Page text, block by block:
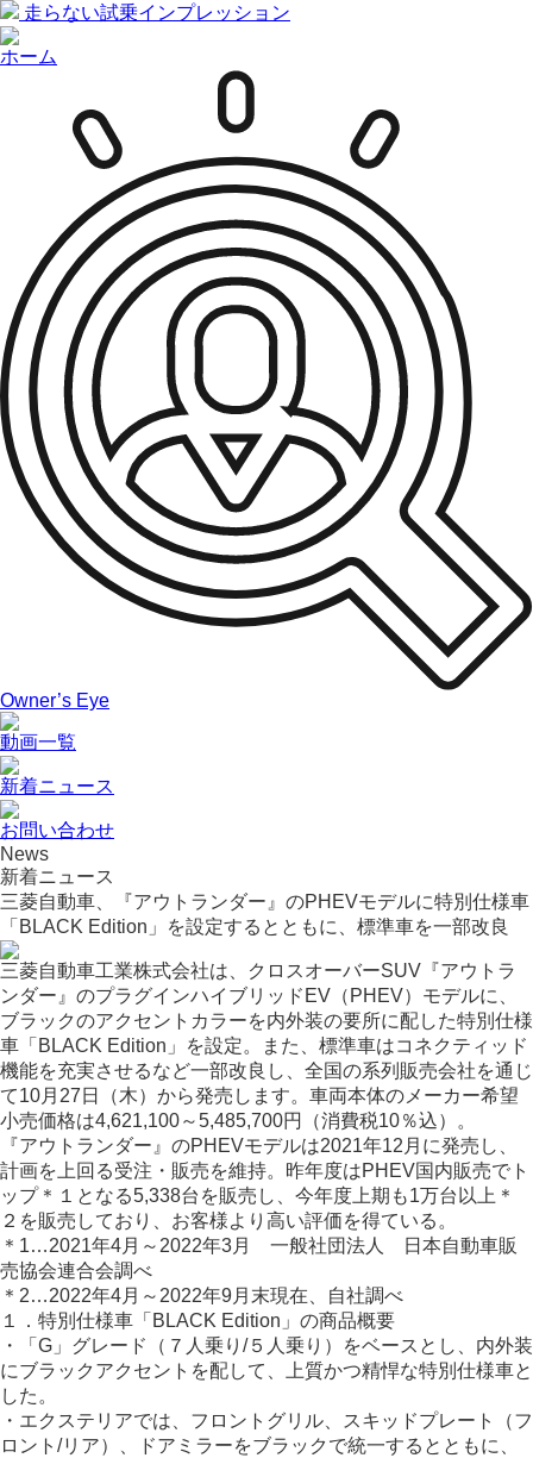
走らない試乗インプレッション
ホーム
Owner’s Eye
動画一覧
新着ニュース
お問い合わせ
News
新着ニュース
三菱自動車、『アウトランダー』のPHEVモデルに特別仕様車
「BLACK Edition」を設定するとともに、標準車を一部改良
三菱自動車工業株式会社は、クロスオーバーSUV『アウトラ
ンダー』のプラグインハイブリッドEV（PHEV）モデルに、
ブラックのアクセントカラーを内外装の要所に配した特別仕様
車「BLACK Edition」を設定。また、標準車はコネクティッド
機能を充実させるなど一部改良し、全国の系列販売会社を通じ
て10月27日（木）から発売します。車両本体のメーカー希望
小売価格は4,621,100～5,485,700円（消費税10％込）。
『アウトランダー』のPHEVモデルは2021年12月に発売し、
計画を上回る受注・販売を維持。昨年度はPHEV国内販売でト
ップ＊１となる5,338台を販売し、今年度上期も1万台以上＊
２を販売しており、お客様より高い評価を得ている。
＊1…2021年4月～2022年3月 一般社団法人 日本自動車販
売協会連合会調べ
＊2…2022年4月～2022年9月末現在、自社調べ
１．特別仕様車「BLACK Edition」の商品概要
・「G」グレード（７人乗り/５人乗り）をベースとし、内外装
にブラックアクセントを配して、上質かつ精悍な特別仕様車と
した。
・エクステリアでは、フロントグリル、スキッドプレート（フ
ロント/リア）、ドアミラーをブラックで統一するとともに、